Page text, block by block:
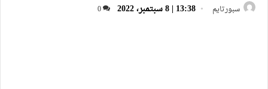
سبورتايم 13:38 | 8 سبتمبر، 2022 0